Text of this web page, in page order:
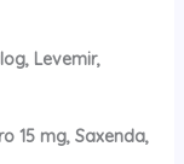
Levemir,
15 mg, Saxenda,